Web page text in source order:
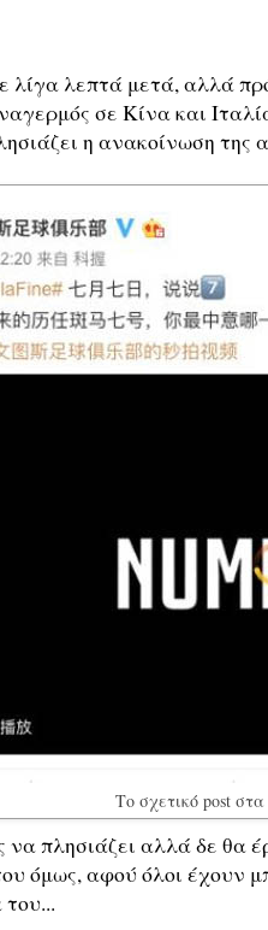
λίγα λεπτά μετά, αλλά
σε Κίνα και
η ανακοίνωση
Το σχετικό post στα
πλησιάζει αλλά δε θα
όμως, αφού όλοι έχουν